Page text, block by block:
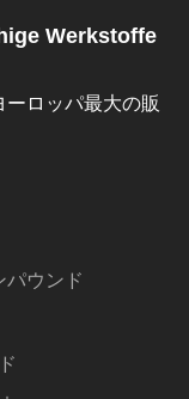
Werkstoffe
ロッパ最大の販
パウンド